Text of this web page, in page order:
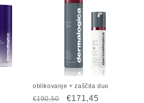
oblikovanje + zaščita duo
Redna
€190,50
Znižana
€171,45